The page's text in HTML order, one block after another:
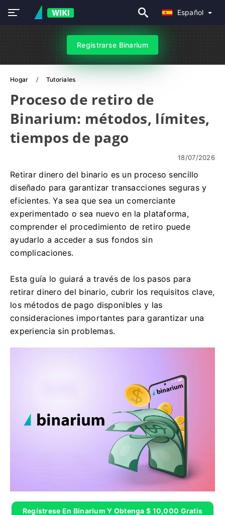
Español
Registrarse Binarium
Hogar Tutoriales
Proceso de retiro de
Binarium: métodos, límites,
tiempos de pago
18/07/2026
Retirar dinero del binario es un proceso sencillo
diseñado para garantizar transacciones seguras y
eficientes. Ya sea que sea un comerciante
experimentado o sea nuevo en la plataforma,
comprender el procedimiento de retiro puede
ayudarlo a acceder a sus fondos sin
complicaciones.
Esta guía lo guiará a través de los pasos para
retirar dinero del binario, cubrir los requisitos clave,
los métodos de pago disponibles y las
consideraciones importantes para garantizar una
experiencia sin problemas.
Regístrese En Binarium Y Obtenga $ 10,000 Gratis